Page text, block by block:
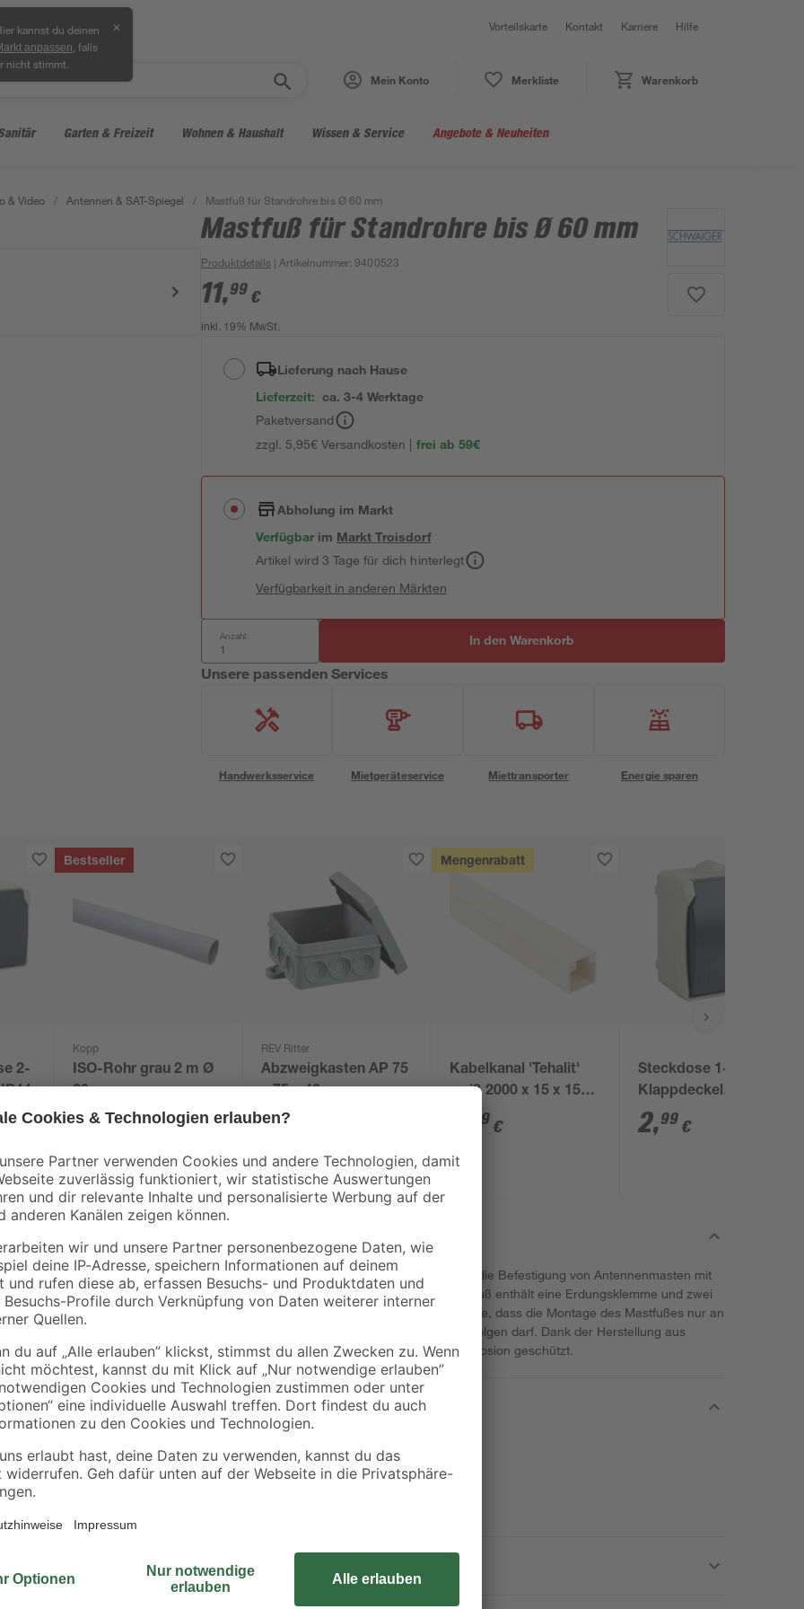
kannst du deinen
anpassen , falls
nicht stimmt.
✕ Vorteilskarte Kontakt Karriere Hilfe
Mein Konto Merkliste Warenkorb
Garten & Freizeit Wohnen & Haushalt Wissen & Service Angebote & Neuheiten
& Video / Antennen & SAT-Spiegel / Mastfuß für Standrohre bis Ø 60 mm
Mastfuß für Standrohre bis Ø 60 mm
Produktdetails | Artikelnummer:9400523
11,99 €
inkl. 19% MwSt.
Lieferung nach Hause
Lieferzeit: ca. 3-4 Werktage
Paketversand
zzgl. 5,95€ Versandkosten | frei ab 59€
Abholung im Markt
Verfügbar im MarktTroisdorf
Artikel wird 3 Tage für dich hinterlegt
Verfügbarkeit in anderen Märkten
Anzahl: In den Warenkorb
Unsere passenden Services
Handwerksservice Mietgeräteservice Miettransporter Energie sparen
2-
Bestseller
Kopp
ISO-Rohr grau 2 m Ø
1,79 €
0,90 € / Meter
REV Ritter
Abzweigkasten AP 75
1,39
Mengenrabatt
Kabelkanal 'Tehalit'
weiß 2000 x 15 x 15
39 €
Steckdose 1-fach mit
Klappdeckel
Feuchtraum IP 44 250
V 16 A
2,99 €
8 x 35 mm
Verwenden Sie den Mastfuß von Schwaiger für die Befestigung von Antennenmasten mit
einem Standrohrdurchmesser bis 60 mm. Der Fuß enthält eine Erdungsklemme und zwei
Holzschrauben mit 8 x 35 mm. Bitte beachten Sie, dass die Montage des Mastfußes nur an
stabilen und dafür geeigneten Untergründen erfolgen darf. Dank der Herstellung aus
verzinktem Eisen ist der Fuß robust und vor Korrosion geschützt.